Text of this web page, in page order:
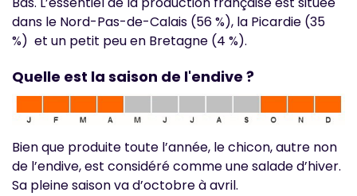
dans le Nord-Pas-de-Calais (56 %), la Picardie (35
%) et un petit peu en Bretagne (4 %).
Quelle est la saison de l'endive ?
Bien que produite toute l’année, le chicon, autre non
de l’endive, est considéré comme une salade d’hiver.
Sa pleine saison va d’octobre à avril.